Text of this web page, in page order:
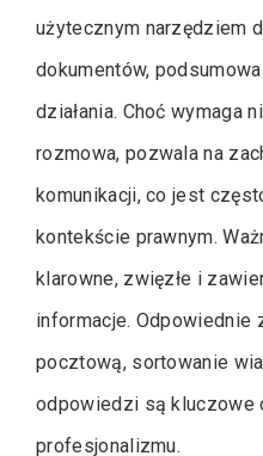
użytecznym narzędziem
dokumentów,
działania. Choć wymaga
rozmowa, pozwala na
komunikacji, co jest
kontekście prawnym.
klarowne, zwięzłe i
informacje. Odpowiednie
pocztową, sortowanie
odpowiedzi są kluczowe
profesjonalizmu.